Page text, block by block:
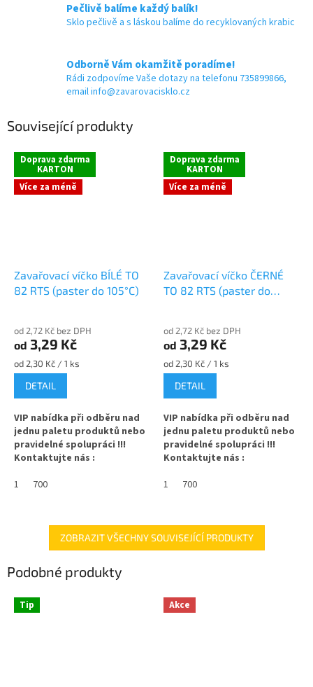
Pečlivě balíme každý balík!
Sklo pečlivě a s láskou balíme do recyklovaných krabic
Odborně Vám okamžitě poradíme!
Rádi zodpovíme Vaše dotazy na telefonu 735899866,
email info@zavarovacisklo.cz
Související produkty
Doprava zdarma
KARTON
Více za méně
Zavařovací víčko BÍLÉ TO
82 RTS (paster do 105°C)
od 2,72 Kč bez DPH
od 3,29 Kč
Měrná
cena:
od 2,30 Kč / 1 ks
DETAIL
VIP nabídka při odběru nad
jednu paletu produktů nebo
pravidelné spolupráci !!!
Kontaktujte nás :
✅ Šroubovací víčko pro snadné
otevření sklenice
✅ Různé varianty víček TO 82
✅ Pro výhodnější cenu kupte
1 700
Doprava zdarma
KARTON
Více za méně
Zavařovací víčko ČERNÉ
TO 82 RTS (paster do
od 2,72 Kč bez DPH
od 3,29 Kč
Měrná
cena:
od 2,30 Kč / 1 ks
DETAIL
VIP nabídka při odběru nad
jednu paletu produktů nebo
pravidelné spolupráci !!!
Kontaktujte nás :
✅ Šroubovací víčko pro snadné
otevření sklenice
✅ Pro výhodnější cenu kupte
1 700
ZOBRAZIT VŠECHNY SOUVISEJÍCÍ PRODUKTY
Podobné produkty
Tip Akce